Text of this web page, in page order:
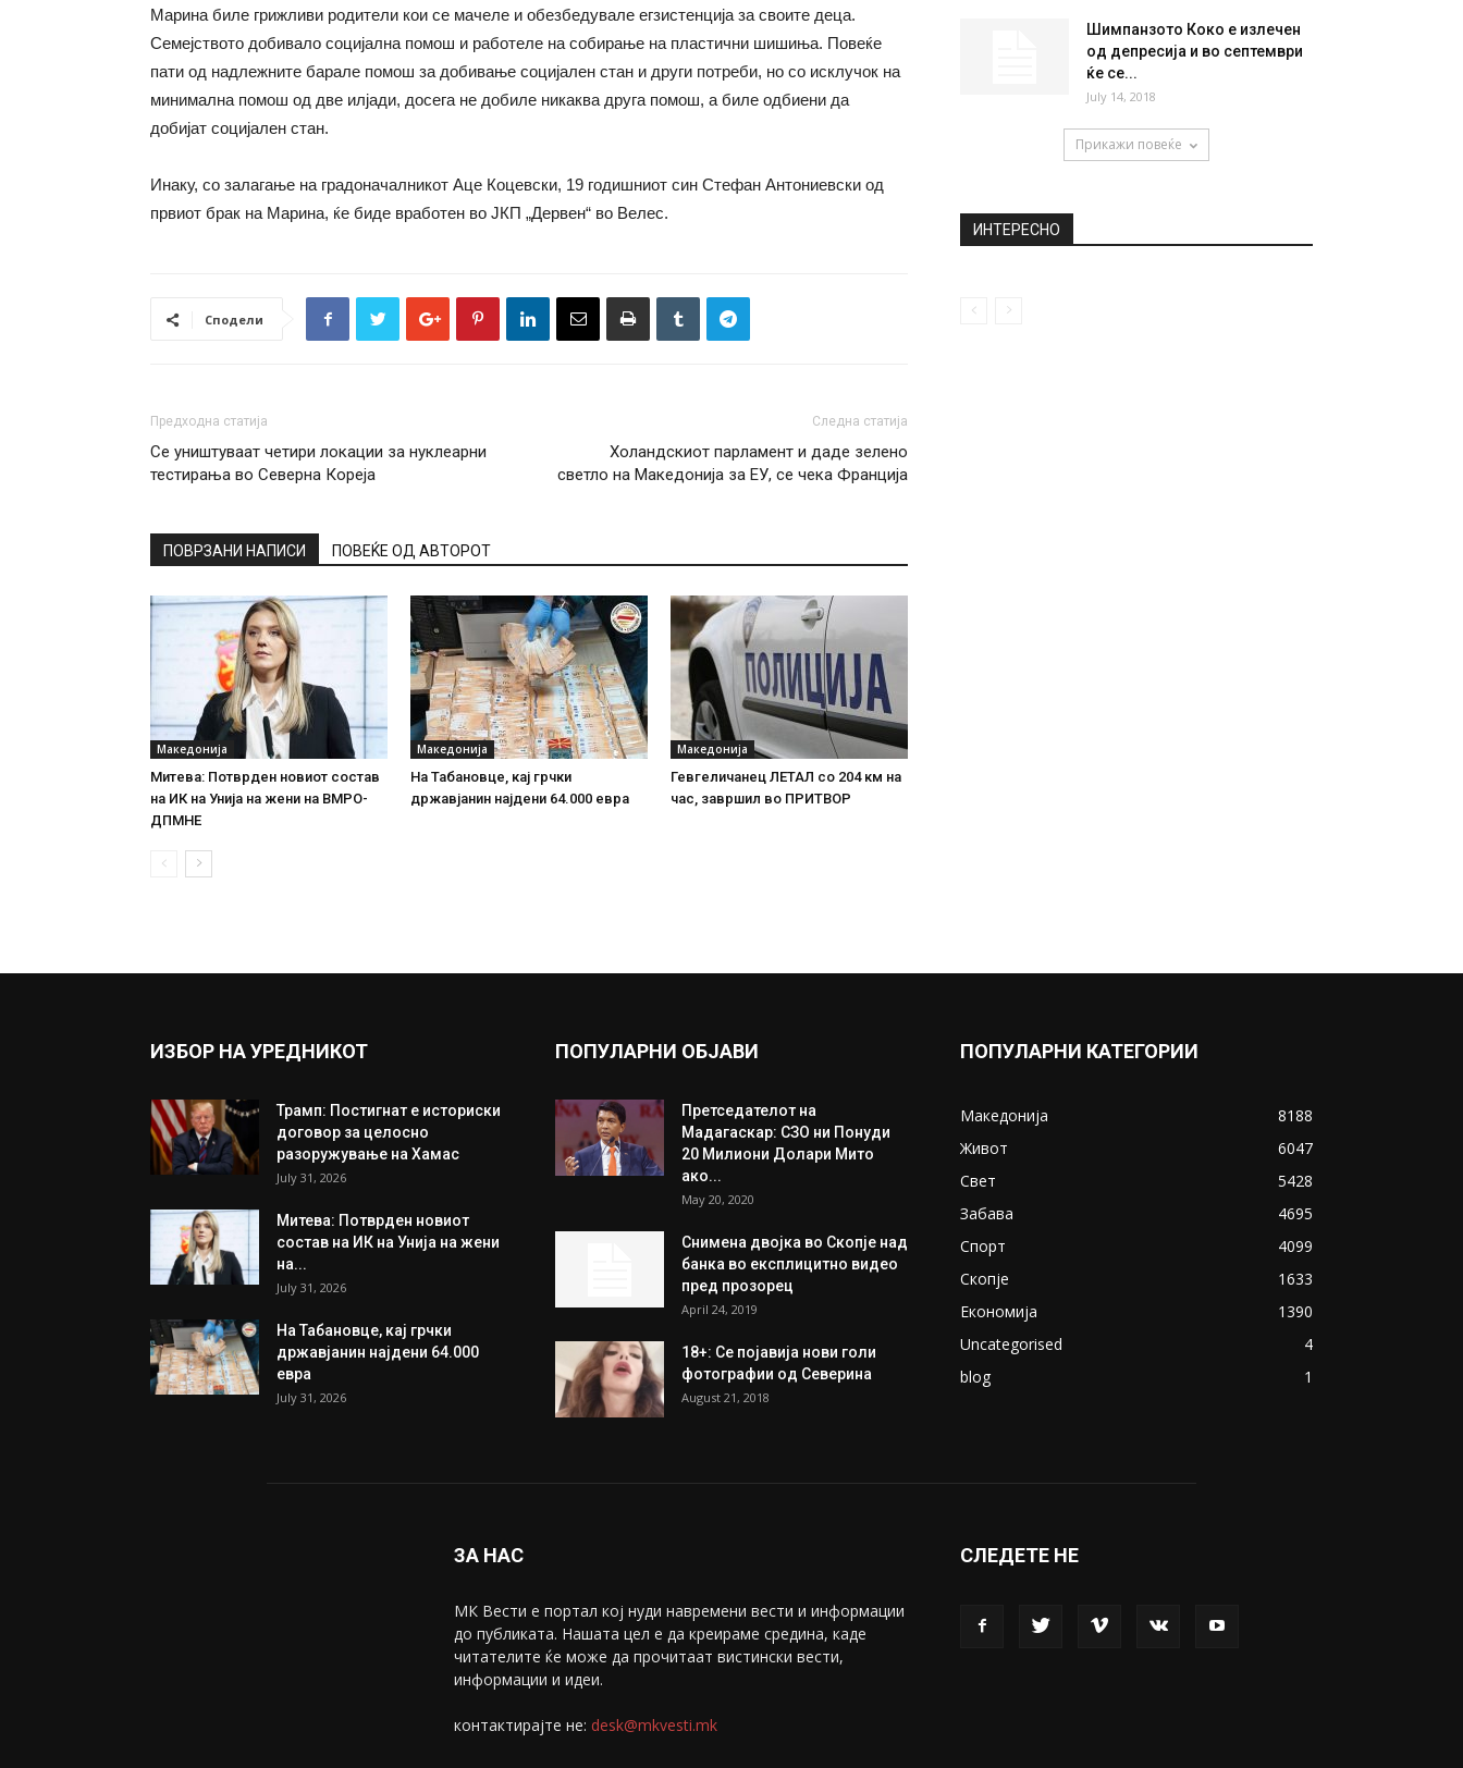
Марина биле грижливи родители кои се мачеле и обезбедувале егзистенција за своите деца.
Семејството добивало социјална помош и работеле на собирање на пластични шишиња. Повеќе
пати од надлежните барале помош за добивање социјален стан и други потреби, но со исклучок на
минимална помош од две илјади, досега не добиле никаква друга помош, а биле одбиени да
добијат социјален стан.
Инаку, со залагање на градоначалникот Аце Коцевски, 19 годишниот син Стефан Антониевски од
првиот брак на Марина, ќе биде вработен во ЈКП „Дервен“ во Велес.
Сподели
Предходна статија
Се уништуваат четири локации за нуклеарни
тестирања во Северна Кореја
Следна статија
Холандскиот парламент и даде зелено
светло на Македонија за ЕУ, се чека Франција
ПОВРЗАНИ НАПИСИ ПОВЕЌЕ ОД АВТОРОТ
Македонија
Митева: Потврден новиот состав
на ИК на Унија на жени на ВМРО-
ДПМНЕ
Македонија
На Табановце, кај грчки
државјанин најдени 64.000 евра
Македонија
Гевгеличанец ЛЕТАЛ со 204 км на
час, завршил во ПРИТВОР
Шимпанзото Коко е излечен
од депресија и во септември
ќе се...
July 14, 2018
Прикажи повеќе
ИНТЕРЕСНО
ИЗБОР НА УРЕДНИКОТ
Трамп: Постигнат е историски
договор за целосно
разоружување на Хамас
July 31, 2026
Митева: Потврден новиот
состав на ИК на Унија на жени
на...
July 31, 2026
На Табановце, кај грчки
државјанин најдени 64.000
евра
July 31, 2026
ПОПУЛАРНИ ОБЈАВИ
Претседателот на
Мадагаскар: СЗО ни Понуди
20 Милиони Долари Мито
ако...
May 20, 2020
Снимена двојка во Скопје над
банка во експлицитно видео
пред прозорец
April 24, 2019
18+: Се појавија нови голи
фотографии од Северина
August 21, 2018
ПОПУЛАРНИ КАТЕГОРИИ
Македонија
8188
Живот
6047
Свет
5428
Забава
4695
Спорт
4099
Скопје
1633
Економија
1390
Uncategorised
4
blog
1
ЗА НАС
МК Вести е портал коj нуди навремени вести и информации
до публиката. Нашата цел е да креираме средина, каде
читателите ќе може да прочитаат вистински вести,
информации и идеи.
контактирајте не: desk@mkvesti.mk
СЛЕДЕТЕ НЕ